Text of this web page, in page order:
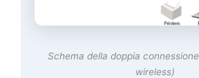
Schema della doppia
wireless)